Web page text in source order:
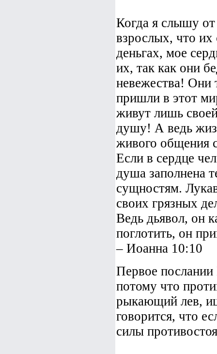
Когда я слышу
взрослых, что их
деньгах, мое
их, так как они
невежества! Они
пришли в этот
живут лишь
душу! А ведь
живого общения
Если в сердце
душа заполнена
сущностям.
своих грязных
Ведь дьявол, он
поглотить, он
– Иоанна 10:10
Первое послании
потому что
рыкающий лев,
говорится, что
силы